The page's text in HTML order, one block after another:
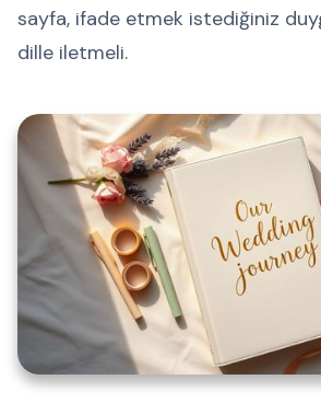
sayfa, ifade etmek istediğiniz
dille iletmeli.